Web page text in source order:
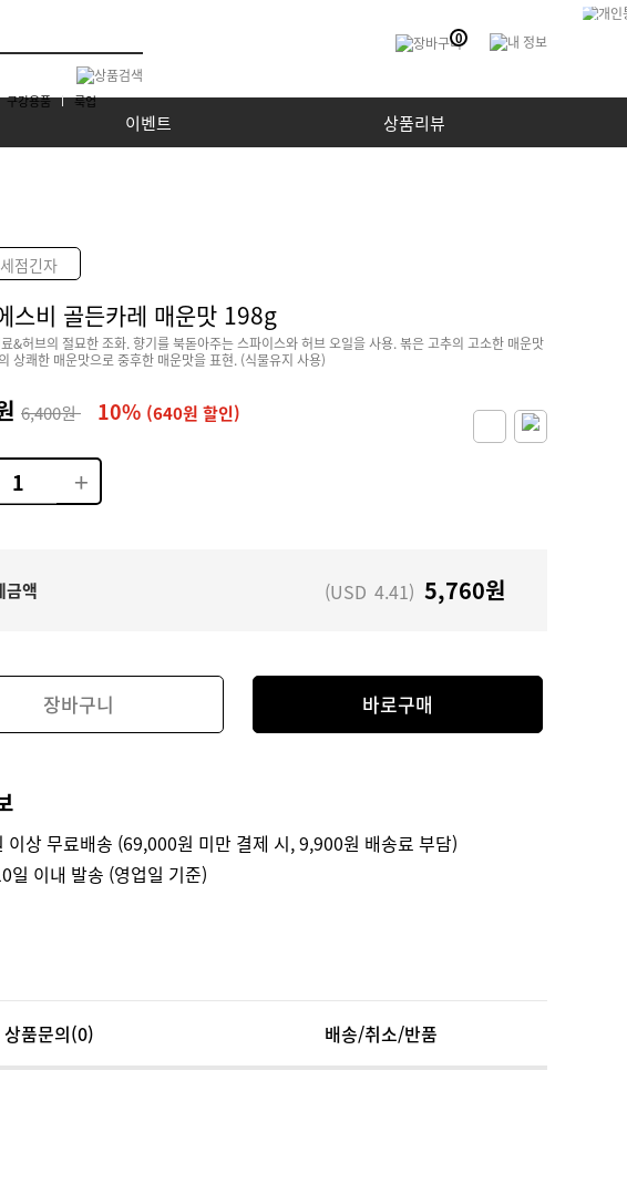
구강용품 룩업
0
이벤트 상품리뷰
점긴자
스비 골든카레 매운맛 198g
&허브의 절묘한 조화. 향기를 북돋아주는 스파이스와 허브 오일을 사용. 볶은 고추의 고소한 매운맛
상쾌한 매운맛으로 중후한 매운맛을 표현. (식물유지 사용)
6,400원 10% (640원 할인)
금액 (USD 4.41) 5,760원
장바구니 바로구매
이상 무료배송 (69,000원 미만 결제 시, 9,900원 배송료 부담)
일 이내 발송 (영업일 기준)
상품문의(0) 배송/취소/반품